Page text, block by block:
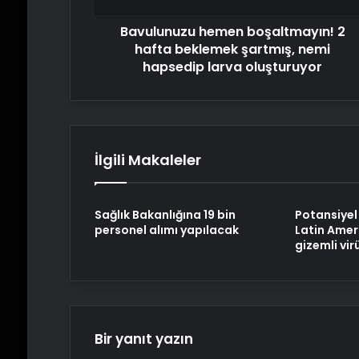
oluşturuyor
Bavulunuzu hemen boşaltmayın! 2
hafta beklemek şartmış, nemi
hapsedip larva oluşturuyor
İlgili Makaleler
Sağlık Bakanlığına 19 bin
personel alımı yapılacak
Latin
gizemli
Bir yanıt yazın